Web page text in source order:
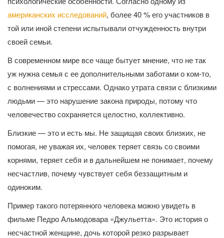
американских исследований, более 40 % его участников в
той или иной степени испытывали отчужденность внутри
своей семьи.
В современном мире все чаще бытует мнение, что не так
уж нужна семья с ее дополнительными заботами о ком-то,
с волнениями и стрессами. Однако утрата связи с близкими
людьми — это нарушение закона природы, потому что
человечество сохраняется целостно, коллективно.
Близкие — это и есть мы. Не защищая своих близких, не
помогая, не уважая их, человек теряет связь со своими
корнями, теряет себя и в дальнейшем не понимает, почему
несчастлив, почему чувствует себя беззащитным и
одиноким.
Пример такого потерянного человека можно увидеть в
фильме Педро Альмодовара «Джульетта». Это история о
несчастной женщине, дочь которой резко разрывает